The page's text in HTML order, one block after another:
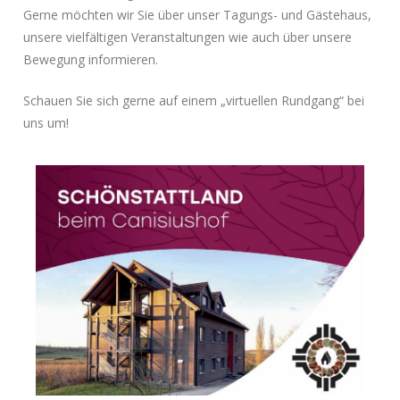
Gerne möchten wir Sie über unser Tagungs- und Gästehaus,
unsere vielfältigen Veranstaltungen wie auch über unsere
Bewegung informieren.
Schauen Sie sich gerne auf einem „virtuellen Rundgang“ bei
uns um!